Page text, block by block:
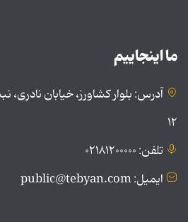
ما اینجاییم
آدرس: بلوار کشاورز، خیابان
۱۲
تلفن: ۰۲۱۸۱۲۰۰۰۰۰
ایمیل: public@tebyan.com